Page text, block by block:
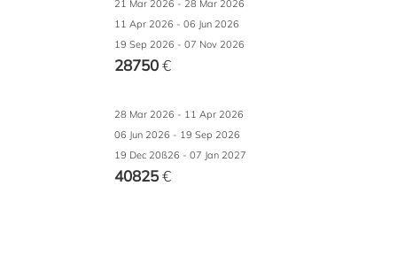
21 Mar 2026 - 28 Mar 2026
11 Apr 2026 - 06 Jun 2026
19 Sep 2026 - 07 Nov 2026
28750€
28 Mar 2026 - 11 Apr 2026
06 Jun 2026 - 19 Sep 2026
19 Dec 20ß26 - 07 Jan 2027
40825€